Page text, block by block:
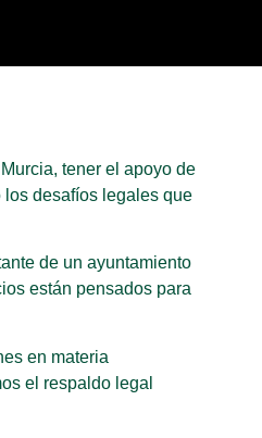
tener el apoyo de
desafíos legales que
de un ayuntamiento
están pensados para
en materia
el respaldo legal